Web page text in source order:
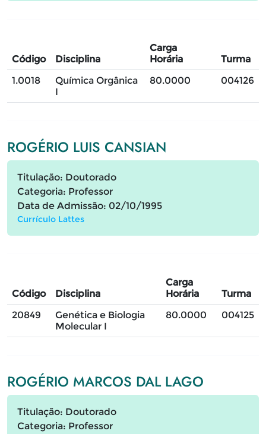
Código Disciplina
Carga
Horária
Turma
1.0018
Química Orgânica
I
80.0000 004126
ROGÉRIO LUIS CANSIAN
Titulação: Doutorado
Categoria: Professor
Data de Admissão: 02/10/1995
Currículo Lattes
Código Disciplina
Carga
Horária
Turma
20849
Genética e Biologia
Molecular I
80.0000 004125
ROGÉRIO MARCOS DAL LAGO
Titulação: Doutorado
Categoria: Professor